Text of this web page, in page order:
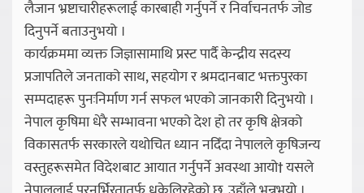
लैजान भ्रष्टाचारीहरूलाई कारबाही गर्नुपर्ने र निर्वाचनतर्फ जोड
दिनुपर्ने बताउनुभयो ।
कार्यक्रममा व्यक्त जिज्ञासामाथि प्रस्ट पार्दै केन्द्रीय सदस्य
प्रजापतिले जनताको साथ, सहयोग र श्रमदानबाट भक्तपुरका
सम्पदाहरू पुनःनिर्माण गर्न सफल भएको जानकारी दिनुभयो ।
नेपाल कृषिमा धेरै सम्भावना भएको देश हो तर कृषि क्षेत्रको
विकासतर्फ सरकारले यथोचित ध्यान नदिँदा नेपालले कृषिजन्य
वस्तुहरूसमेत विदेशबाट आयात गर्नुपर्ने अवस्था आयो† यसले